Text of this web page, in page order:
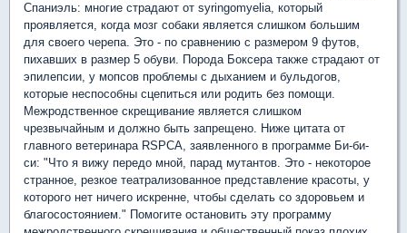
Спаниэль: многие страдают от syringomyelia, который
проявляется, когда мозг собаки является слишком большим
для своего черепа. Это - по сравнению с размером 9 футов,
пихавших в размер 5 обуви. Порода Боксера также страдают от
эпилепсии, у мопсов проблемы с дыханием и бульдогов,
которые неспособны сцепиться или родить без помощи.
Межродственное скрещивание является слишком
чрезвычайным и должно быть запрещено. Ниже цитата от
главного ветеринара RSPCA, заявленного в программе Би-би-
си: "Что я вижу передо мной, парад мутантов. Это - некоторое
странное, резкое театрализованное представление красоты, у
которого нет ничего искренне, чтобы сделать со здоровьем и
благосостоянием." Помогите остановить эту программу